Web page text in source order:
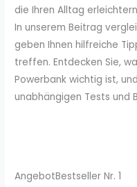
die Ihren Alltag
In unserem Beitrag
geben Ihnen hilfreiche
treffen. Entdecken Sie,
Powerbank wichtig ist,
unabhängigen Tests und
AngebotBestseller Nr. 1